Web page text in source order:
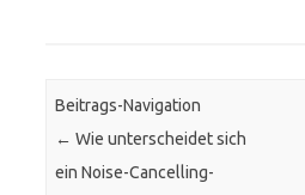
Beitrags-Navigation
← Wie unterscheidet sich
ein Noise-Cancelling-